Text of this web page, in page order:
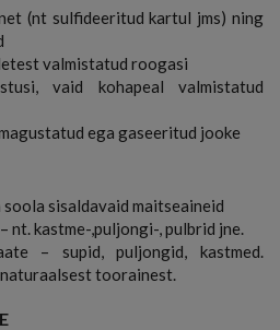
(nt sulfideeritud kartul jms) ning
valmistatud roogasi
vaid kohapeal valmistatud
ega gaseeritud jooke
sisaldavaid maitseaineid
nt. kastme-,puljongi-, pulbrid jne.
– supid, puljongid, kastmed.
toorainest.